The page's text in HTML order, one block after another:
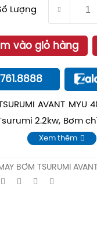
Lượng
vào giỏ hàng
AVANT MYU
2.2kw, Bơm
Xem thêm
BƠM TSURUMI AVANT